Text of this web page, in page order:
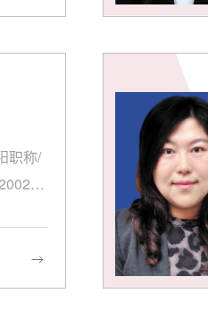
药科
科
科
及承
论
职称/
学汉
京参